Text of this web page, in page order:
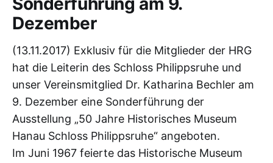
Dezember
(13.11.2017) Exklusiv für die Mitglieder der HRG
hat die Leiterin des Schloss Philippsruhe und
unser Vereinsmitglied Dr. Katharina Bechler am
9. Dezember eine Sonderführung der
Ausstellung „50 Jahre Historisches Museum
Hanau Schloss Philippsruhe“ angeboten.
Im Juni 1967 feierte das Historische Museum